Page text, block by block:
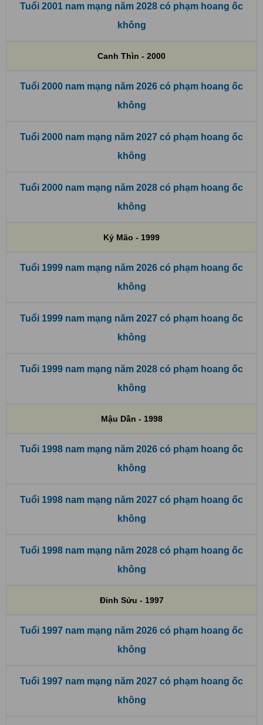
Tuổi 2001 nam mạng năm 2028 có phạm hoang ốc
không
Canh Thìn - 2000
Tuổi 2000 nam mạng năm 2026 có phạm hoang ốc
không
Tuổi 2000 nam mạng năm 2027 có phạm hoang ốc
không
Tuổi 2000 nam mạng năm 2028 có phạm hoang ốc
không
Kỷ Mão - 1999
Tuổi 1999 nam mạng năm 2026 có phạm hoang ốc
không
Tuổi 1999 nam mạng năm 2027 có phạm hoang ốc
không
Tuổi 1999 nam mạng năm 2028 có phạm hoang ốc
không
Mậu Dần - 1998
Tuổi 1998 nam mạng năm 2026 có phạm hoang ốc
không
Tuổi 1998 nam mạng năm 2027 có phạm hoang ốc
không
Tuổi 1998 nam mạng năm 2028 có phạm hoang ốc
không
Đinh Sửu - 1997
Tuổi 1997 nam mạng năm 2026 có phạm hoang ốc
không
Tuổi 1997 nam mạng năm 2027 có phạm hoang ốc
không